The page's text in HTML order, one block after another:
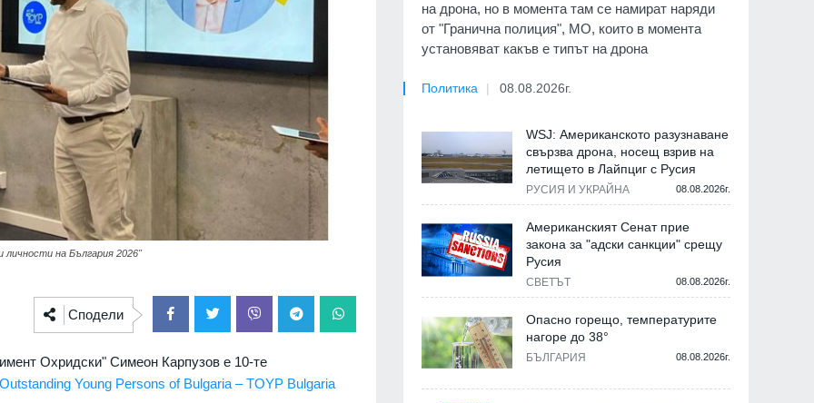
на България 2026"
Сподели
Охридски" Симеон Карпузов e 10-те
Young Persons of Bulgaria – TOYP Bulgaria
на дрона, но в момента там се намират наряди
от "Гранична полиция", МО, които в момента
установяват какъв е типът на дрона
Политика 08.08.2026г.
WSJ: Американското разузнаване
свързва дрона, носещ взрив на
летището в Лайпциг с Русия
РУСИЯ И УКРАЙНА 08.08.2026г.
Американският Сенат прие
закона за "адски санкции" срещу
Русия
СВЕТЪТ 08.08.2026г.
Опасно горещо, температурите
нагоре до 38°
БЪЛГАРИЯ 08.08.2026г.